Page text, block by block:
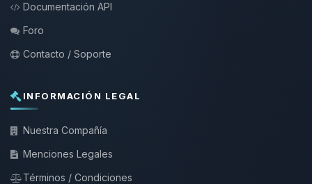
Documentación API
Foro
Contacto / Soporte
INFORMACIÓN LEGAL
Nuestra Compañía
Menciones Legales
Términos / Condiciones